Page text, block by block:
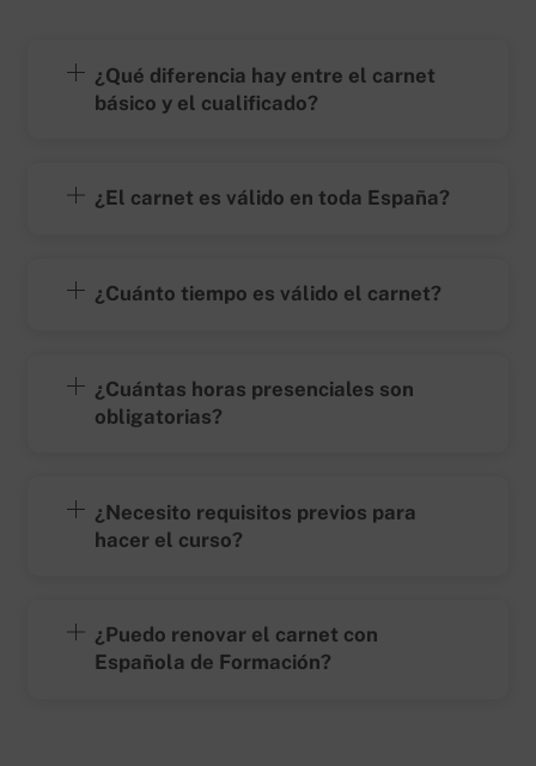
¿Qué diferencia hay entre el carnet
básico y el cualificado?
¿El carnet es válido en toda España?
¿Cuánto tiempo es válido el carnet?
¿Cuántas horas presenciales son
obligatorias?
¿Necesito requisitos previos para
hacer el curso?
¿Puedo renovar el carnet con
Española de Formación?